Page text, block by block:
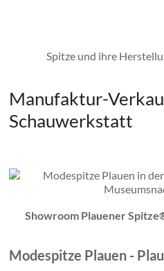
Spitze und ihre
Manufaktur-
Schauwerkstatt
Showroom Plauener
Modespitze Plauen -